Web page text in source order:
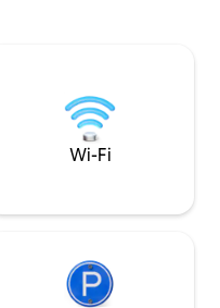
'ятки
міста та
Продуктовий
розташований
ходьби.
Wi-Fi